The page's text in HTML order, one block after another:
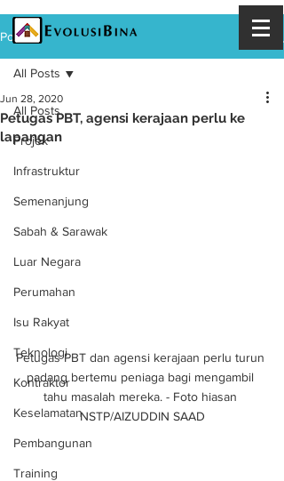
Post
All Posts
Projek
Infrastruktur
Semenanjung
Sabah & Sarawak
Luar Negara
Perumahan
Isu Rakyat
Teknologi
Kontraktor
Keselamatan
Pembangunan
Training
All Posts
Petugas PBT, agensi kerajaan perlu ke
lapangan
Jun 28, 2020
Petugas PBT dan agensi kerajaan perlu turun
padang bertemu peniaga bagi mengambil
tahu masalah mereka. - Foto hiasan
NSTP/AIZUDDIN SAAD